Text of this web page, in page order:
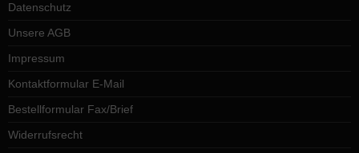
Datenschutz
Unsere AGB
Impressum
Kontaktformular E-Mail
Bestellformular Fax/Brief
Widerrufsrecht